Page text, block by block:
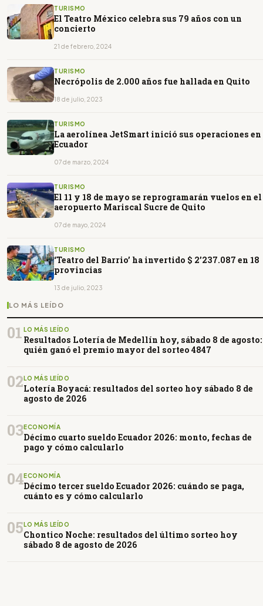
TURISMO
El Teatro México celebra sus 79 años con un
concierto
21 de febrero, 2024
TURISMO
Necrópolis de 2.000 años fue hallada en Quito
18 de julio, 2023
TURISMO
La aerolínea JetSmart inició sus operaciones en
Ecuador
07 de marzo, 2024
TURISMO
El 11 y 18 de mayo se reprogramarán vuelos en el
aeropuerto Mariscal Sucre de Quito
07 de mayo, 2024
TURISMO
‘Teatro del Barrio’ ha invertido $ 2’237.087 en 18
provincias
13 de julio, 2023
LO MÁS LEÍDO
01 LO MÁS LEÍDO
Resultados Lotería de Medellín hoy, sábado 8 de agosto:
quién ganó el premio mayor del sorteo 4847
02LO MÁS LEÍDO
Lotería Boyacá: resultados del sorteo hoy sábado 8 de
agosto de 2026
03ECONOMÍA
Décimo cuarto sueldo Ecuador 2026: monto, fechas de
pago y cómo calcularlo
04ECONOMÍA
Décimo tercer sueldo Ecuador 2026: cuándo se paga,
cuánto es y cómo calcularlo
05LO MÁS LEÍDO
Chontico Noche: resultados del último sorteo hoy
sábado 8 de agosto de 2026